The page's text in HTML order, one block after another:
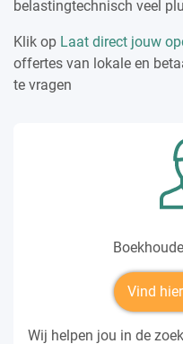
belastingtechnisch veel
Klik op Laat direct jouw
offertes van lokale en
te vragen
Vind
Wij helpen jou in de